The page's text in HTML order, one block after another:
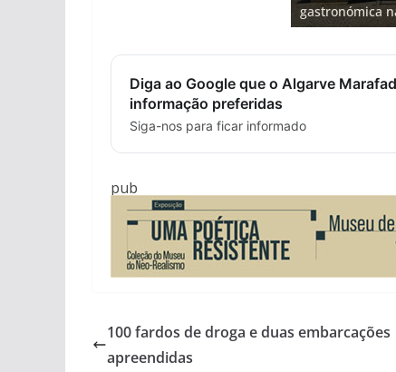
gastronómica
hotéis (com
arribas em
Algarve voltam
entre redes e
Diga ao Google que o Algarve
informação preferidas
Siga-nos para ficar informado
pub
100 fardos de droga e duas embarcações
apreendidas